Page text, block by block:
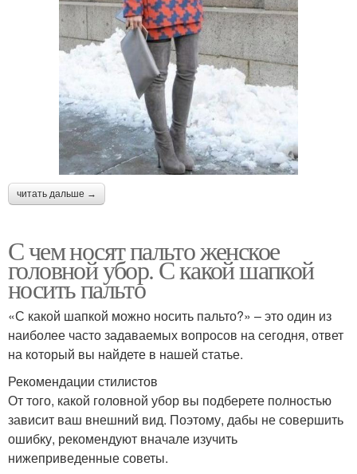
читать дальше →
С чем носят пальто женское
головной убор. С какой шапкой
носить пальто
«С какой шапкой можно носить пальто?» – это один из
наиболее часто задаваемых вопросов на сегодня, ответ
на который вы найдете в нашей статье.
Рекомендации стилистов
От того, какой головной убор вы подберете полностью
зависит ваш внешний вид. Поэтому, дабы не совершить
ошибку, рекомендуют вначале изучить
нижеприведенные советы.